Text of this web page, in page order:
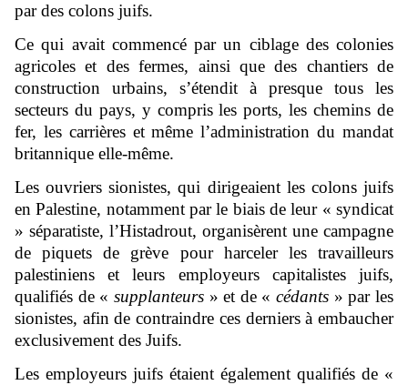
par des colons juifs.
Ce qui avait commencé par un ciblage des colonies
agricoles et des fermes, ainsi que des chantiers de
construction urbains, s’étendit à presque tous les
secteurs du pays, y compris les ports, les chemins de
fer, les carrières et même l’administration du mandat
britannique elle-même.
Les ouvriers sionistes, qui dirigeaient les colons juifs
en Palestine, notamment par le biais de leur « syndicat
» séparatiste, l’Histadrout, organisèrent une campagne
de piquets de grève pour harceler les travailleurs
palestiniens et leurs employeurs capitalistes juifs,
qualifiés de « supplanteurs» et de «cédants » par les
sionistes, afin de contraindre ces derniers à embaucher
exclusivement des Juifs.
Les employeurs juifs étaient également qualifiés de «